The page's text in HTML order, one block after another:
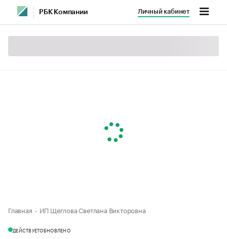
РБК Компании Личный кабинет
Главная ИП Щеглова Светлана Викторовна
ДЕЙСТВУЕТОБНОВЛЕНО